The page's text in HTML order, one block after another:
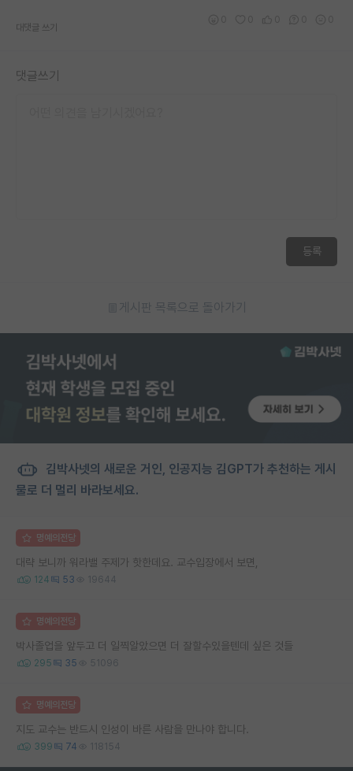
이벤트
재팬라운지 🌸
대댓글 쓰기
댓글쓰기
등록
게시판 목록으로 돌아가기
김박사넷의 새로운 거인, 인공지능 김GPT가 추천하는 게시
물로 더 멀리 바라보세요.
명예의전당
대략 보니까 워라밸 주제가 핫한데요. 교수입장에서 보면,
124 53 19644
명예의전당
박사졸업을 앞두고 더 일찍알았으면 더 잘할수있을텐데 싶은 것들
295 35 51096
명예의전당
지도 교수는 반드시 인성이 바른 사람을 만나야 합니다.
399 74 118154